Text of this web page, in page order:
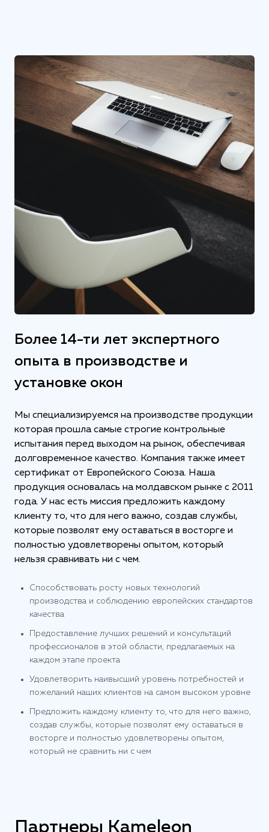
Более 14-ти лет экспертного
опыта в производстве и
установке окон
Мы специализируемся на производстве продукции
которая прошла самые строгие контрольные
испытания перед выходом на рынок, обеспечивая
долговременное качество. Компания также имеет
сертификат от Европейского Союза. Наша
продукция основалась на молдавском рынке с 2011
года. У нас есть миссия предложить каждому
клиенту то, что для него важно, создав службы,
которые позволят ему оставаться в восторге и
полностью удовлетворены опытом, который
нельзя сравнивать ни с чем.
Способствовать росту новых технологий
производства и соблюдению европейских стандартов
качества
Предоставление лучших решений и консультаций
профессионалов в этой области, предлагаемых на
каждом этапе проекта
Удовлетворить наивысший уровень потребностей и
пожеланий наших клиентов на самом высоком уровне
Предложить каждому клиенту то, что для него важно,
создав службы, которые позволят ему оставаться в
восторге и полностью удовлетворены опытом,
который не сравнить ни с чем
Партнеры Kameleon